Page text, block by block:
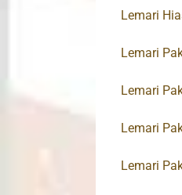
Lemari
Lemari
Lemari
Lemari
Lemari